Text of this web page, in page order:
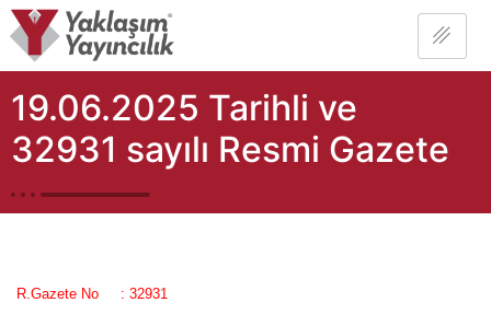
19.06.2025 Tarihli ve
32931 sayılı Resmi Gazete
R.Gazete No : 32931